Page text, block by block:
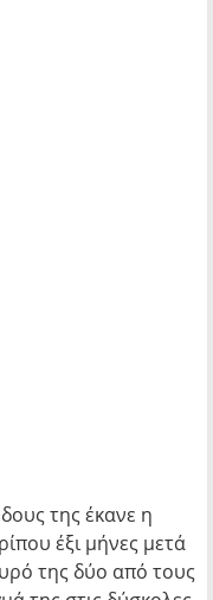
της έκανε η
έξι μήνες μετά
της δύο από τους